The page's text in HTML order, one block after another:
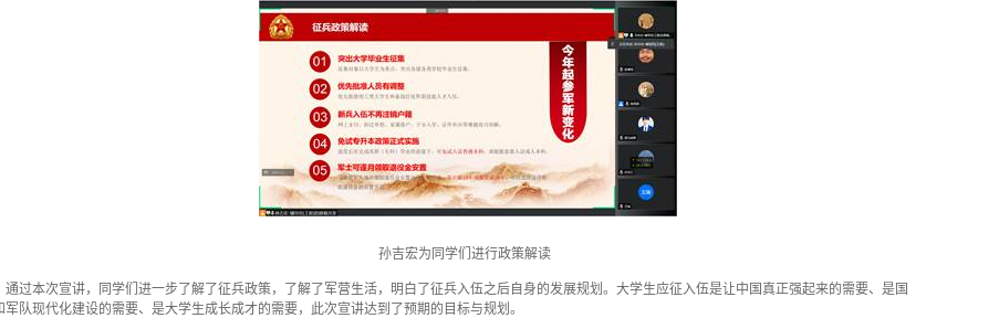
孙吉宏为同学们进行政策解读
通过本次宣讲，同学们进一步了解了征兵政策，了解了军营生活，明白了征兵入伍之后自身的发展规划。大学生应征入伍是让中国真正强起来的需要、是国
军队现代化建设的需要、是大学生成长成才的需要，此次宣讲达到了预期的目标与规划 。